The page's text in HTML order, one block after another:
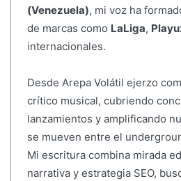
(Venezuela), mi voz ha
de marcas como LaLiga,
internacionales.
Desde Arepa Volátil ejerzo
crítico musical, cubriendo
lanzamientos y amplificando
se mueven entre el
Mi escritura combina mirada
narrativa y estrategia SEO,